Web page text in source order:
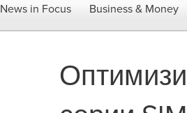
News in Focus Business & Money